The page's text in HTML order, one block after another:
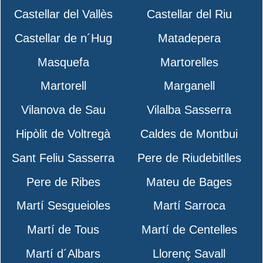
Castellar del Vallès
Castellar del Riu
Castellar de n´Hug
Matadepera
Masquefa
Martorelles
Martorell
Marganell
Vilanova de Sau
Vilalba Sasserra
Hipòlit de Voltregà
Caldes de Montbui
Sant Feliu Sasserra
Pere de Riudebitlles
Pere de Ribes
Mateu de Bages
Martí Sesgueioles
Martí Sarroca
Martí de Tous
Martí de Centelles
Martí d´Albars
Llorenç Savall